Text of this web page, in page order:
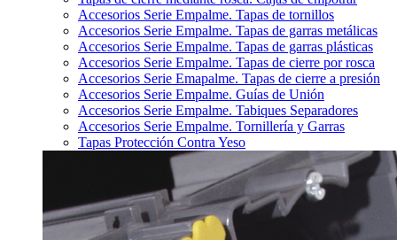
Accesorios Serie Empalme. Tapas de tornillos
Accesorios Serie Empalme. Tapas de garras metálicas
Accesorios Serie Empalme. Tapas de garras plásticas
Accesorios Serie Empalme. Tapas de cierre por rosca
Accesorios Serie Emapalme. Tapas de cierre a presión
Accesorios Serie Empalme. Guías de Unión
Accesorios Serie Empalme. Tabiques Separadores
Accesorios Serie Empalme. Tornillería y Garras
Tapas Protección Contra Yeso